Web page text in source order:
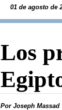
01 de agosto de
Los
Por Joseph Massad